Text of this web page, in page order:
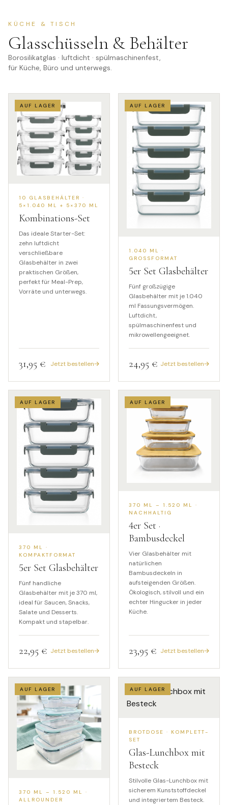
KÜCHE & TISCH
Glasschüsseln & Behälter
Borosilikatglas · luftdicht · spülmaschinenfest,
für Küche, Büro und unterwegs.
AUF LAGER
10 GLASBEHÄLTER ·
5×1.040 ML + 5×370 ML
Kombinations-Set
Das ideale Starter-Set:
zehn luftdicht
verschließbare
Glasbehälter in zwei
praktischen Größen,
perfekt für Meal-Prep,
Vorräte und unterwegs.
31,95 € Jetzt bestellen
AUF LAGER
1.040 ML ·
GROSSFORMAT
5er Set Glasbehälter
Fünf großzügige
Glasbehälter mit je 1.040
ml Fassungsvermögen.
Luftdicht,
spülmaschinenfest und
mikrowellengeeignet.
24,95 € Jetzt bestellen
AUF LAGER
370 ML ·
KOMPAKTFORMAT
5er Set Glasbehälter
Fünf handliche
Glasbehälter mit je 370 ml,
ideal für Saucen, Snacks,
Salate und Desserts.
Kompakt und stapelbar.
22,95 € Jetzt bestellen
AUF LAGER
370 ML – 1.520 ML ·
NACHHALTIG
4er Set ·
Bambusdeckel
Vier Glasbehälter mit
natürlichen
Bambusdeckeln in
aufsteigenden Größen.
Ökologisch, stilvoll und ein
echter Hingucker in jeder
Küche.
23,95 € Jetzt bestellen
AUF LAGER
370 ML – 1.520 ML ·
ALLROUNDER
AUF LAGER
BROTDOSE · KOMPLETT-
SET
Glas-Lunchbox mit
Besteck
Stilvolle Glas-Lunchbox mit
sicherem Kunststoffdeckel
und integriertem Besteck.